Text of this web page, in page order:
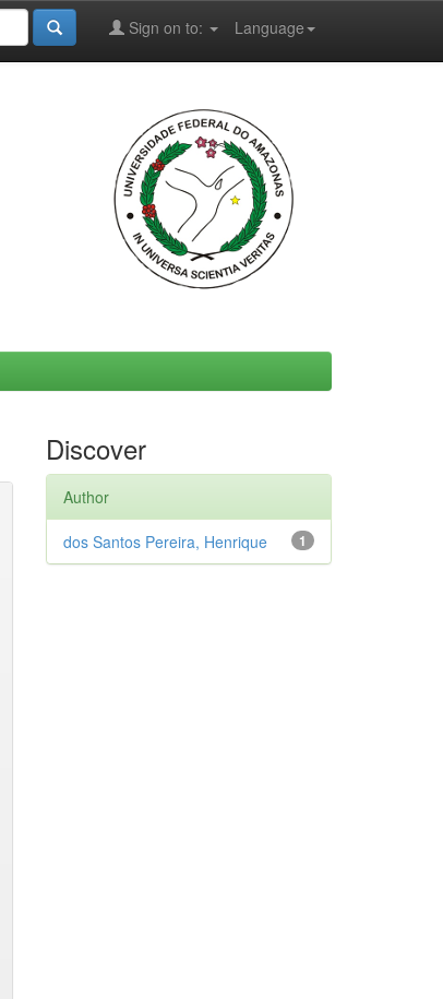
Language
Sign on to:
Discover
Author
1
dos Santos Pereira, Henrique